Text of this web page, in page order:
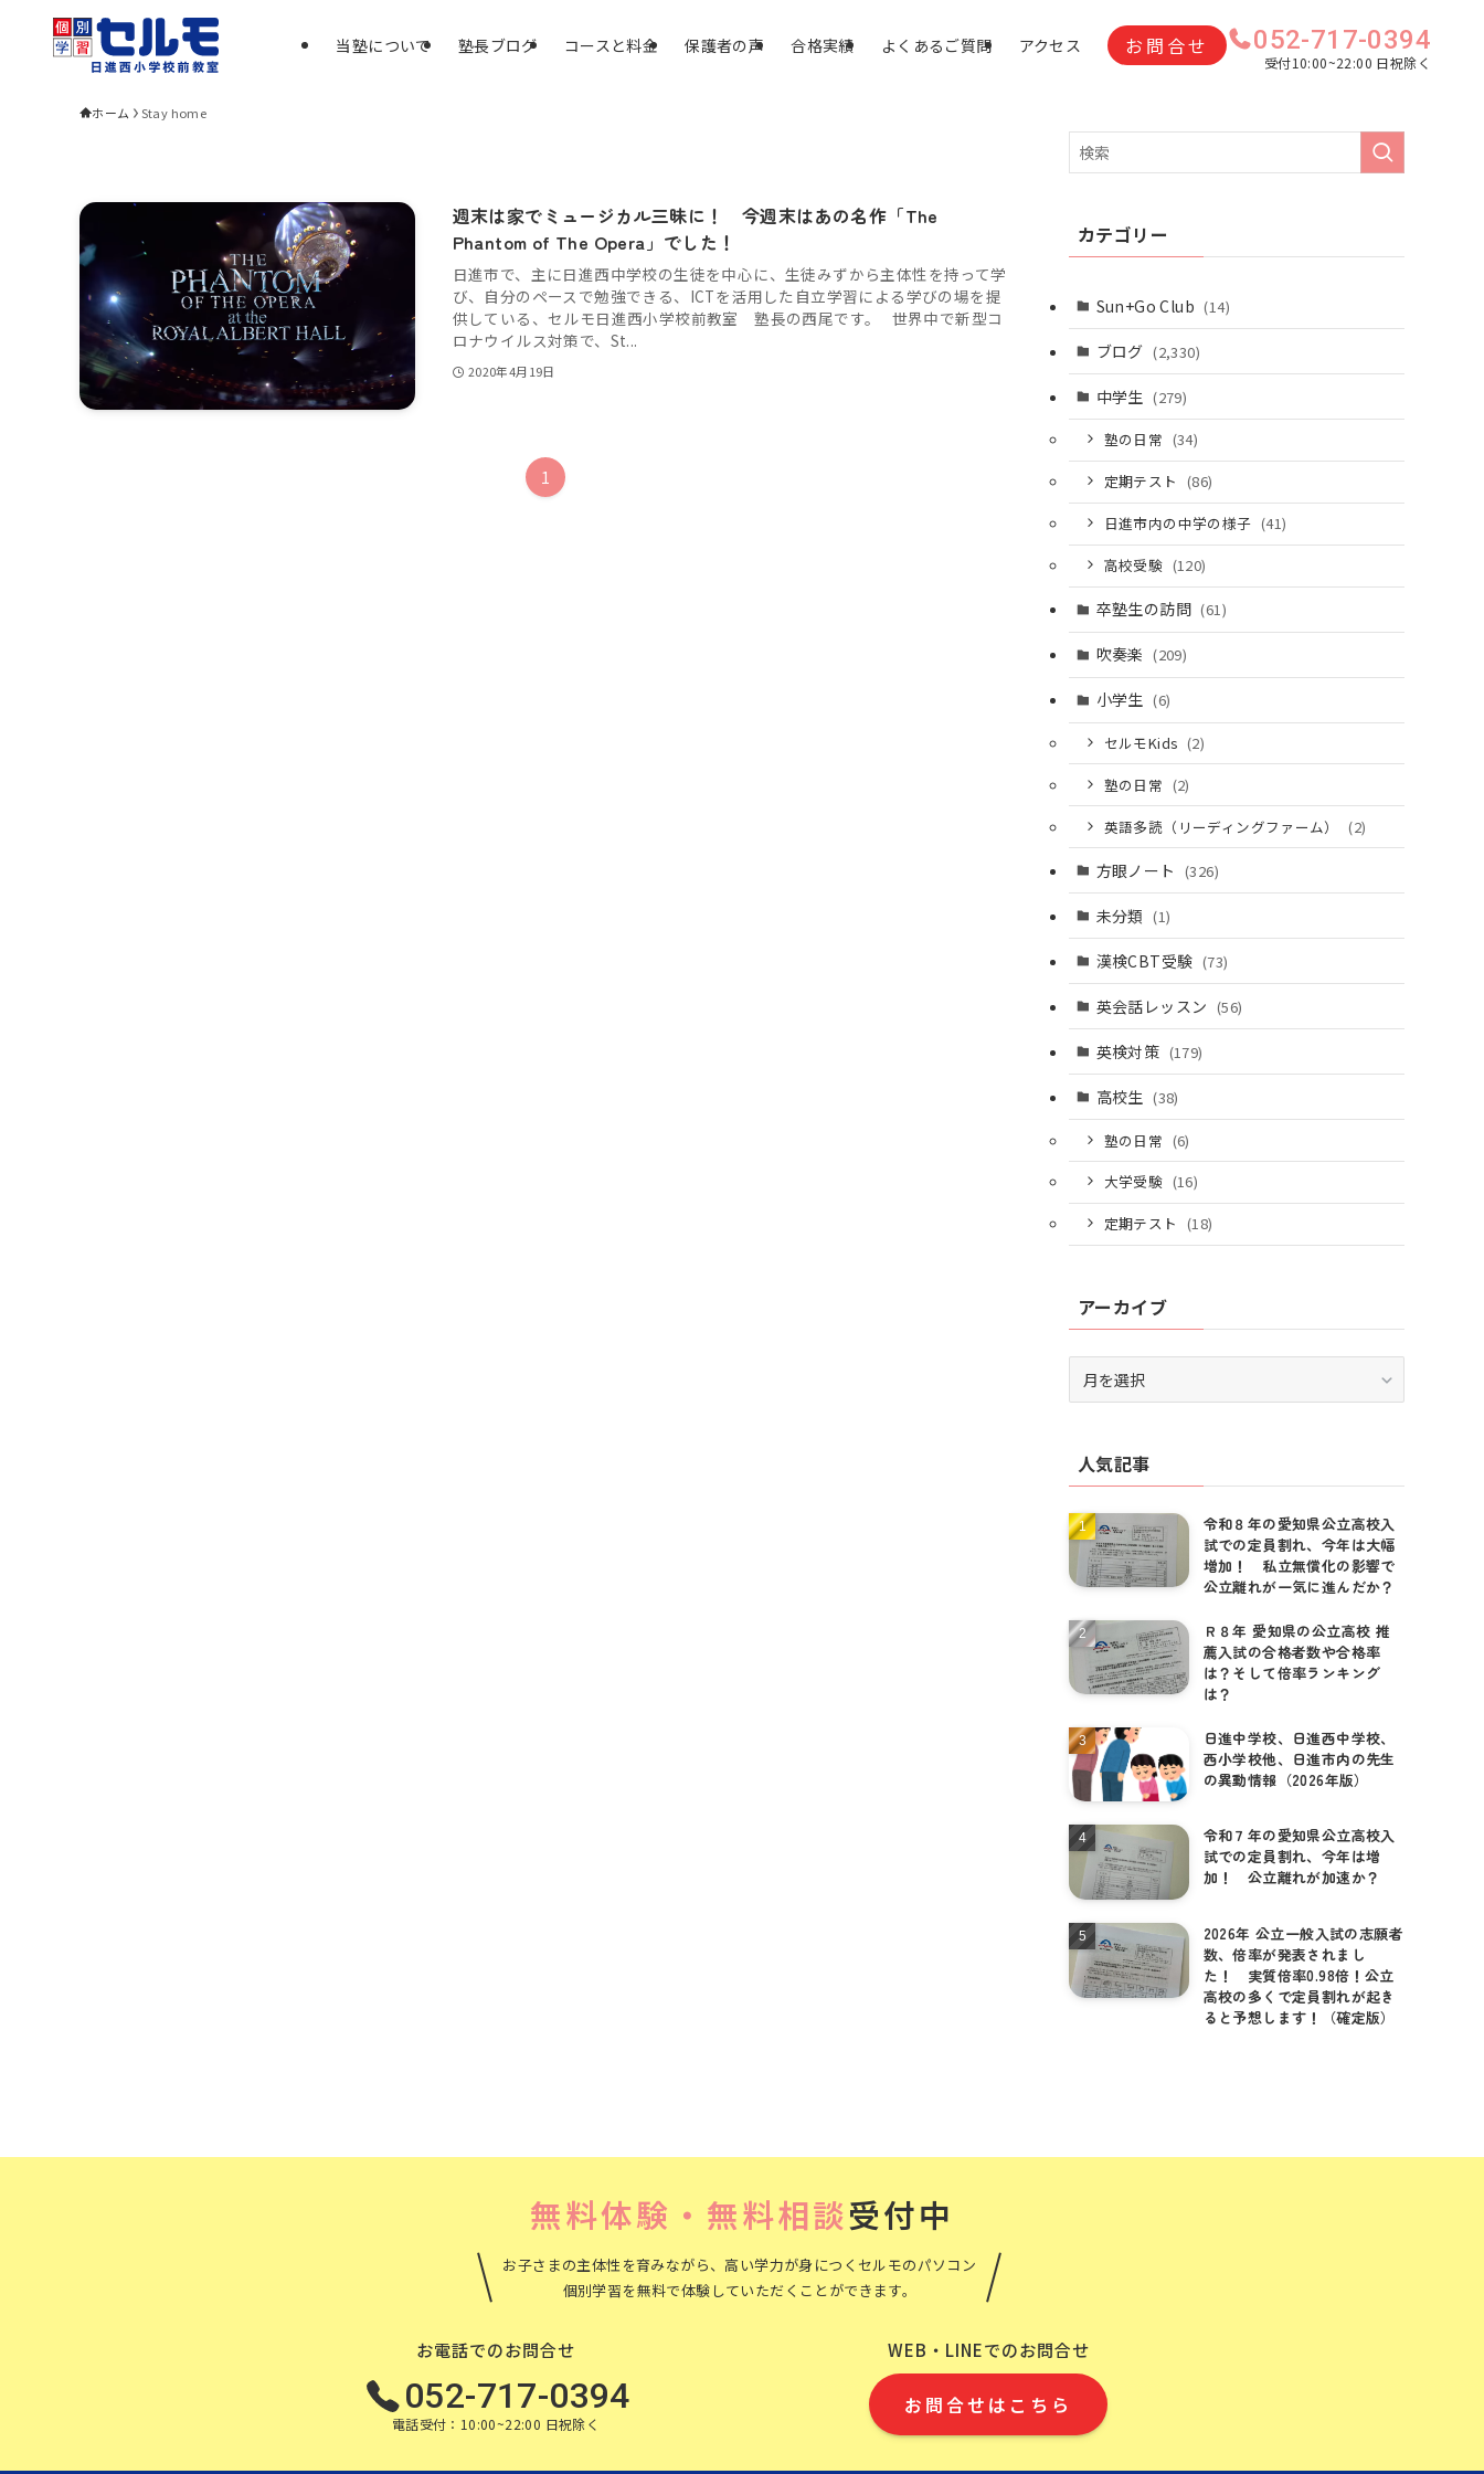
当塾について 塾長ブログ コースと料金 保護者の声 合格実績 よくあるご質問 アクセス お問合せ 052-717-0394
受付10:00~22:00 日祝除く
ホーム Stay home
週末は家でミュージカル三昧に！ 今週末はあの名作「The
Phantom of The Opera」でした！
日進市で、主に日進西中学校の生徒を中心に、生徒みずから主体性を持って学
び、自分のペースで勉強できる、ICTを活用した自立学習による学びの場を提
供している、セルモ日進西小学校前教室 塾長の西尾です。 世界中で新型コ
ロナウイルス対策で、St...
2020年4月19日
1
カテゴリー
Sun+Go Club (14)
ブログ (2,330)
中学生 (279)
塾の日常 (34)
定期テスト (86)
日進市内の中学の様子 (41)
高校受験 (120)
卒塾生の訪問 (61)
吹奏楽 (209)
小学生 (6)
セルモKids (2)
塾の日常 (2)
英語多読（リーディングファーム）
(2)
方眼ノート (326)
未分類 (1)
漢検CBT受験 (73)
英会話レッスン (56)
英検対策 (179)
高校生 (38)
塾の日常 (6)
大学受験 (16)
定期テスト (18)
アーカイブ
ー
ブ人気記事
令和８年の愛知県公立高校入
試での定員割れ、今年は大幅
増加！ 私立無償化の影響で
公立離れが一気に進んだか？
Ｒ８年 愛知県の公立高校 推
薦入試の合格者数や合格率
は？そして倍率ランキング
は？
日進中学校、日進西中学校、
西小学校他、日進市内の先生
の異動情報（2026年版）
令和７年の愛知県公立高校入
試での定員割れ、今年は増
加！ 公立離れが加速か？
2026年 公立一般入試の志願者
数、倍率が発表されまし
た！ 実質倍率0.98倍！公立
高校の多くで定員割れが起き
ると予想します！（確定版）
無料体験・無料相談受付中
お子さまの主体性を育みながら、高い学力が身につくセルモのパソコン
個別学習を無料で体験していただくことができます。
お電話でのお問合せ
052-717-0394
電話受付：10:00~22:00 日祝除く
WEB・LINEでのお問合せ
お問合せはこちら